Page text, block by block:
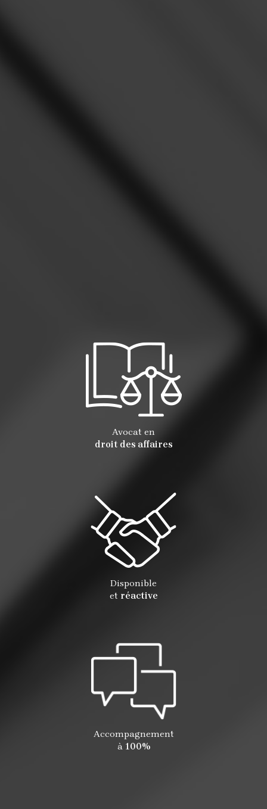
Avocat en
droit des affaires
Disponible
et réactive
Accompagnement
à 100%